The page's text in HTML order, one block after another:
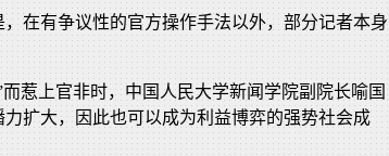
在有争议性的官方操作手法以外，部分记者本身
惹上官非时，中国人民大学新闻学院副院长喻国
扩大，因此也可以成为利益博弈的强势社会成